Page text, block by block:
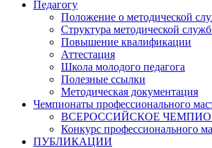
Педагогу
Положение о методической
Структура методической
Повышение квалификации
Аттестация
Школа молодого педагога
Полезные ссылки
Методическая документация
Чемпионаты профессионального
ВСЕРОССИЙСКОЕ
Конкурс профессионального
ПУБЛИКАЦИИ